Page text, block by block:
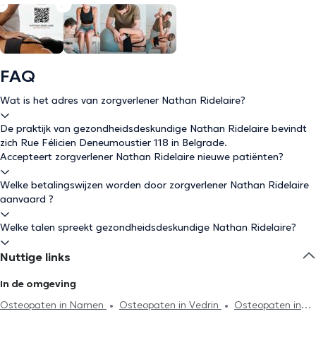
FAQ
Wat is het adres van zorgverlener Nathan Ridelaire?
De praktijk van gezondheidsdeskundige Nathan Ridelaire bevindt
zich Rue Félicien Deneumoustier 118 in Belgrade.
Accepteert zorgverlener Nathan Ridelaire nieuwe patiënten?
Welke betalingswijzen worden door zorgverlener Nathan Ridelaire
aanvaard ?
Welke talen spreekt gezondheidsdeskundige Nathan Ridelaire?
Nuttige links
In de omgeving
Osteopaten in Namen
Osteopaten in Vedrin
Osteopaten in